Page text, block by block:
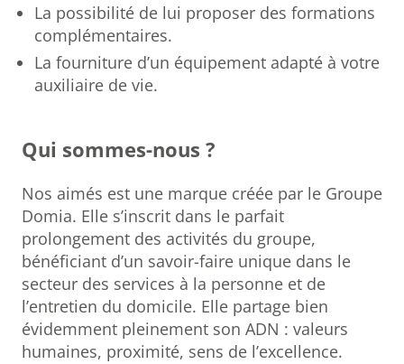
La possibilité de lui proposer des formations
complémentaires.
La fourniture d’un équipement adapté à votre
auxiliaire de vie.
Qui sommes-nous ?
Nos aimés est une marque créée par le Groupe
Domia. Elle s’inscrit dans le parfait
prolongement des activités du groupe,
bénéficiant d’un savoir-faire unique dans le
secteur des services à la personne et de
l’entretien du domicile. Elle partage bien
évidemment pleinement son ADN : valeurs
humaines, proximité, sens de l’excellence.